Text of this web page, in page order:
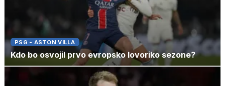
PSG - ASTON VILLA
Kdo bo osvojil prvo evropsko lovoriko sezone?